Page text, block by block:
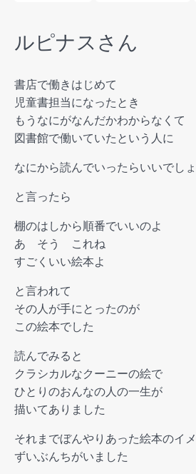
ルピナスさん
書店で働きはじめて
児童書担当になったとき
もうなにがなんだかわからなくて
図書館で働いていたという人に
なにから読んでいったらいいでし
と言ったら
棚のはしから順番でいいのよ
あ そう これね
すごくいい絵本よ
と言われて
その人が手にとったのが
この絵本でした
読んでみると
クラシカルなクーニーの絵で
ひとりのおんなの人の一生が
描いてありました
それまでぼんやりあった絵本のイ
ずいぶんちがいました